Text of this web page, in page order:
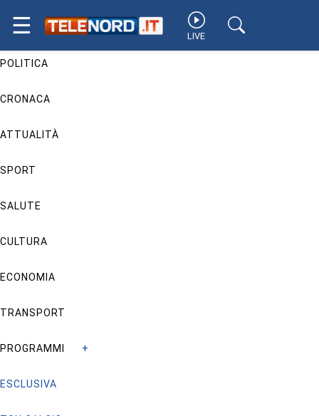
☰ LIVE
✕
POLITICA
CRONACA
ATTUALITÀ
SPORT
SALUTE
CULTURA
ECONOMIA
TRANSPORT
PROGRAMMI
ESCLUSIVA